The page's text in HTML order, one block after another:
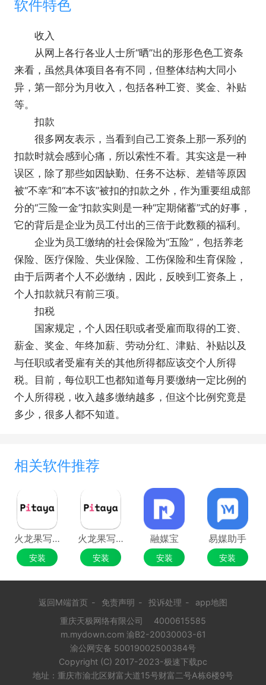
软件特色
收入
从网上各行各业人士所“晒”出的形形色色工资条
来看，虽然具体项目各有不同，但整体结构大同小
异，第一部分为月收入，包括各种工资、奖金、补贴
等。
扣款
很多网友表示，当看到自己工资条上那一系列的
扣款时就会感到心痛，所以索性不看。其实这是一种
误区，除了那些如因缺勤、任务不达标、差错等原因
被“不幸”和“本不该”被扣的扣款之外，作为重要组成部
分的“三险一金”扣款实则是一种“定期储蓄”式的好事，
它的背后是企业为员工付出的三倍于此数额的福利。
企业为员工缴纳的社会保险为“五险”，包括养老
保险、医疗保险、失业保险、工伤保险和生育保险，
由于后两者个人不必缴纳，因此，反映到工资条上，
个人扣款就只有前三项。
扣税
国家规定，个人因任职或者受雇而取得的工资、
薪金、奖金、年终加薪、劳动分红、津贴、补贴以及
与任职或者受雇有关的其他所得都应该交个人所得
税。目前，每位职工也都知道每月要缴纳一定比例的
个人所得税，收入越多缴纳越多，但这个比例究竟是
多少，很多人都不知道。
相关软件推荐
火龙果写作32位
安装
火龙果写作64位
安装
融媒宝
安装
易媒助手
安装
返回M端首页 - 免责声明 - 投诉处理 -
app地图
重庆天极网络有限公司
4000615585
m.mydown.com 渝B2-20030003-61
渝公网安备 50019002500384号
Copyright (C) 2017-2023-极速下载pc
地址：重庆市渝北区财富大道15号财富二号A栋6楼9号